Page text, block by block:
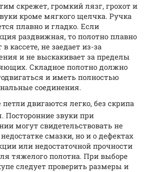
скрежет, громкий лязг, грохот и
кроме мягкого щелчка. Ручка
плавно и гладко. Если
раздвижная, то полотно плавно
в кассете, не заедает из-за
и не выскакивает за пределы
Складное полотно должно
и иметь полностью
соединения.
двигаются легко, без скрипа
Посторонние звуки при
могут свидетельствовать не
смазки, но и о дефектах
или недостаточной прочности
тяжелого полотна. При выборе
следует проверить размеры и